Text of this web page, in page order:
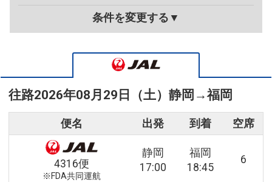
条件を変更する▼
往路2026年08月29日（土） 静岡 →福岡
便名 出発 到着 空席
4316便
※FDA共同運航
静岡
17:00
福岡
18:45
6